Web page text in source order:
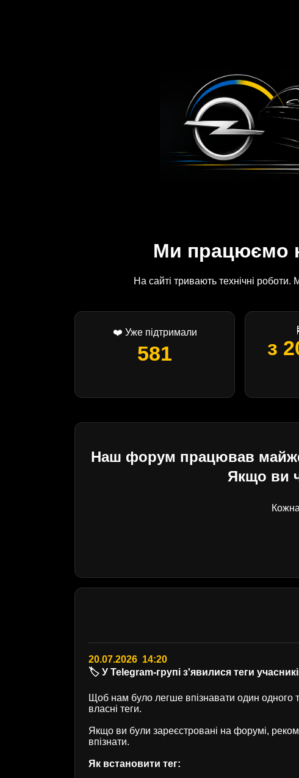
Ми працюємо
На сайті тривають технічні
❤️ Уже підтримали
581 з
Наш форум працював майже
Якщо ви
20.07.2026 14:20
🏷️ У Telegram-групі з'явилися теги
Щоб нам було легше впізнавати один одного
власні теги.
Якщо ви були зареєстровані на форумі,
впізнати.
Як встановити тег: